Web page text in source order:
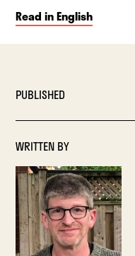
Read in English
PUBLISHED
WRITTEN BY